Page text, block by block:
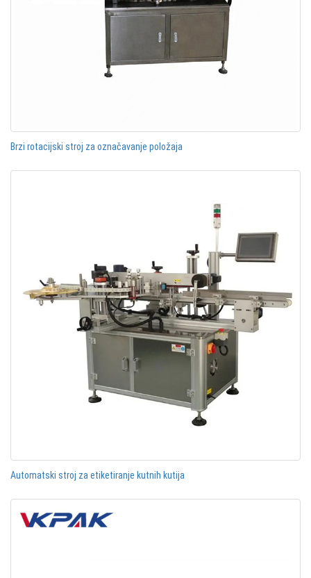
Brzi rotacijski stroj za označavanje položaja
Automatski stroj za etiketiranje kutnih kutija